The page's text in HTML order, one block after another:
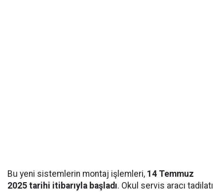
Bu yeni sistemlerin montaj işlemleri, 14 Temmuz
2025 tarihi itibarıyla başladı. Okul servis aracı tadilatı